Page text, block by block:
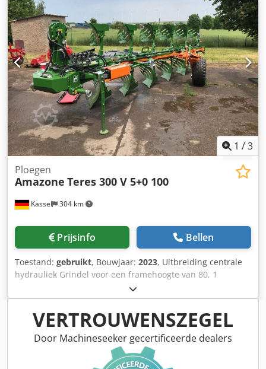
1 /3
Kassel 304 km
Ploegen
Amazone Teres 300 V 5+0 100
Prijsinfo Bellen
Toestand: gebruikt, Bouwjaar: 2023, Uitbreiding centrale
hydrauliek Grindel voor een framehoogte van 80, 1
ploegeenheid STW / 35, 1 paar risters 430, 1 paar HD-
schoenpunten, 1 paar insteekplaat voor STW / 35, 1 paar
schijfkouters voor Variopf schijfkouter D 500, gekarteld
en/of geveerd, 1 Dkodpsr Ucigsfx Aaior
VERTROUWENSZEGEL
Door Machineseeker gecertificeerde dealers